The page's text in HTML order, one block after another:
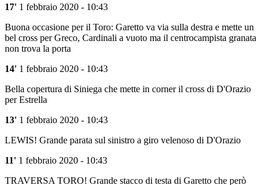
17' 1 febbraio 2020 - 10:43
Buona occasione per il Toro: Garetto va via sulla destra e mette un
bel cross per Greco, Cardinali a vuoto ma il centrocampista granata
non trova la porta
14' 1 febbraio 2020 - 10:43
Bella copertura di Siniega che mette in corner il cross di D'Orazio
per Estrella
13' 1 febbraio 2020 - 10:43
LEWIS! Grande parata sul sinistro a giro velenoso di D'Orazio
11' 1 febbraio 2020 - 10:43
TRAVERSA TORO! Grande stacco di testa di Garetto che però